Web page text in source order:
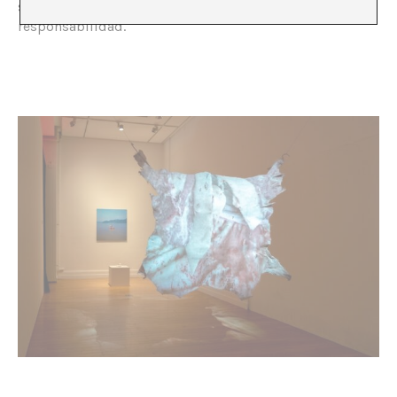
sentimientos y la imaginación humanos del sentido de
responsabilidad.